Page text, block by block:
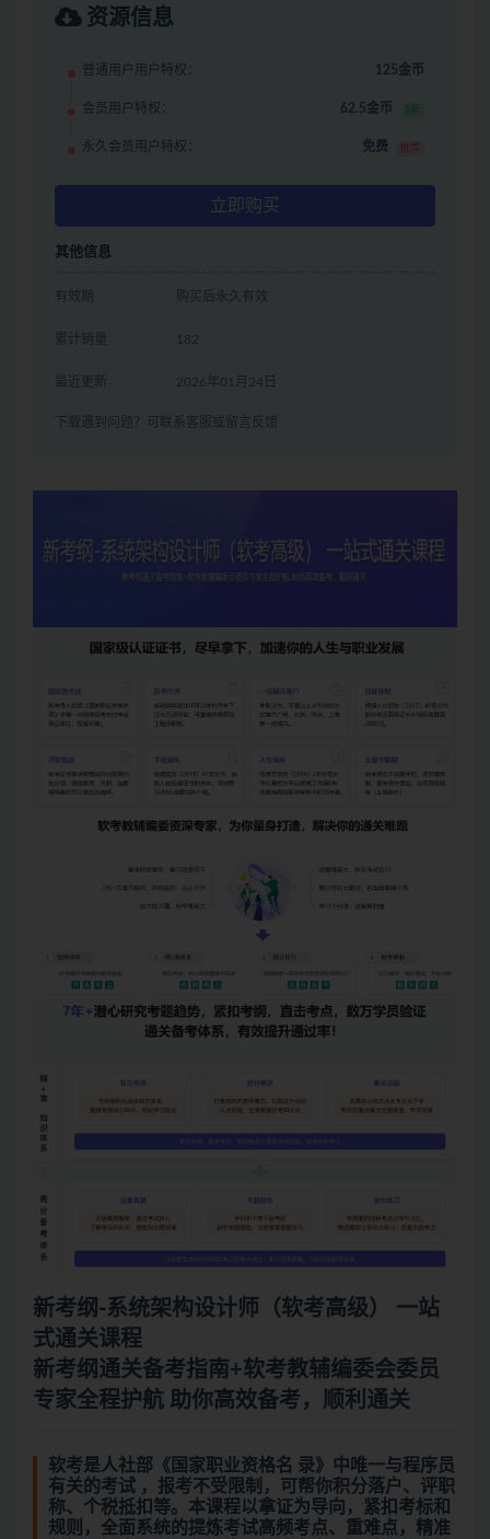
资源信息
普通用户用户特权： 125金币
会员用户特权： 62.5金币 5折
永久会员用户特权： 免费 推荐
立即购买
其他信息
有效期 购买后永久有效
累计销量 182
最近更新 2026年01月24日
下载遇到问题？可联系客服或留言反馈
新考纲-系统架构设计师（软考高级） 一站
式通关课程
新考纲通关备考指南+软考教辅编委会委员
专家全程护航 助你高效备考，顺利通关
软考是人社部《国家职业资格名 录》中唯一与程序员
有关的考试 ，报考不受限制，可帮你积分落户、评职
称、个税抵扣等。本课程以拿证为导向，紧扣考标和
规则，全面系统的提炼考试高频考点、重难点，精准